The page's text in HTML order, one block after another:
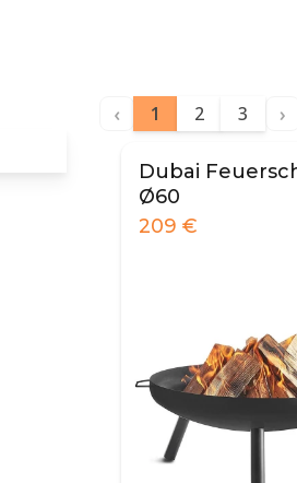
‹ 1 2 3 ›
Dubai
Ø60
209 €